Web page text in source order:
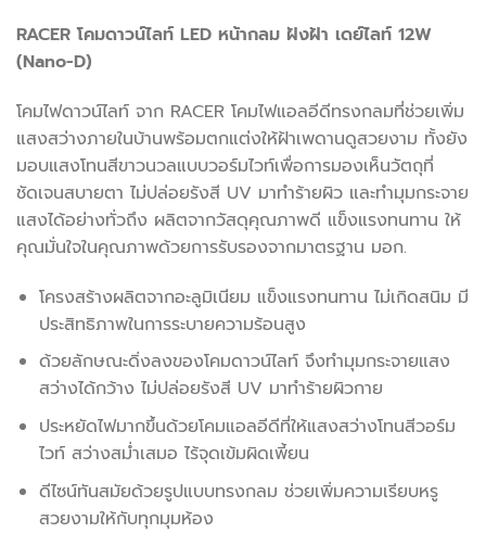
RACER โคมดาวน์ไลท์ LED หน้ากลม ฝังฝ้า เดย์ไลท์ 12W
(Nano-D)
โคมไฟดาวน์ไลท์ จาก RACER โคมไฟแอลอีดีทรงกลมที่ช่วยเพิ่ม
แสงสว่างภายในบ้านพร้อมตกแต่งให้ฝ้าเพดานดูสวยงาม ทั้งยัง
มอบแสงโทนสีขาวนวลแบบวอร์มไวท์เพื่อการมองเห็นวัตถุที่
ชัดเจนสบายตา ไม่ปล่อยรังสี UV มาทำร้ายผิว และทำมุมกระจาย
แสงได้อย่างทั่วถึง ผลิตจากวัสดุคุณภาพดี แข็งแรงทนทาน ให้
คุณมั่นใจในคุณภาพด้วยการรับรองจากมาตรฐาน มอก.
โครงสร้างผลิตจากอะลูมิเนียม แข็งแรงทนทาน ไม่เกิดสนิม มี
ประสิทธิภาพในการระบายความร้อนสูง
ด้วยลักษณะดิ่งลงของโคมดาวน์ไลท์ จึงทำมุมกระจายแสง
สว่างได้กว้าง ไม่ปล่อยรังสี UV มาทำร้ายผิวกาย
ประหยัดไฟมากขึ้นด้วยโคมแอลอีดีที่ให้แสงสว่างโทนสีวอร์ม
ไวท์ สว่างสม่ำเสมอ ไร้จุดเข้มผิดเพี้ยน
ดีไซน์ทันสมัยด้วยรูปแบบทรงกลม ช่วยเพิ่มความเรียบหรู
สวยงามให้กับทุกมุมห้อง